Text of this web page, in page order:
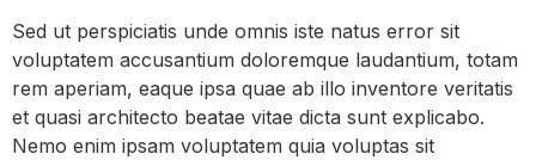
Sed ut perspiciatis unde omnis iste natus error sit
voluptatem accusantium doloremque laudantium, totam
rem aperiam, eaque ipsa quae ab illo inventore veritatis
et quasi architecto beatae vitae dicta sunt explicabo.
Nemo enim ipsam voluptatem quia voluptas sit